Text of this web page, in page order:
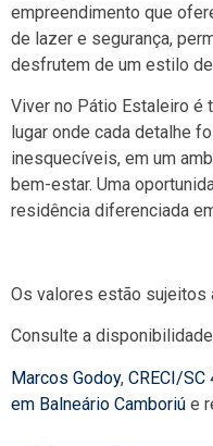
empreendimento que
de lazer e segurança,
desfrutem de um estilo
Viver no Pátio Estaleiro é
lugar onde cada detalhe
inesquecíveis, em um
bem-estar. Uma
residência diferenciada
Os valores estão sujeitos
Consulte a
Marcos Godoy, CRECI/SC
em Balneário Camboriú e